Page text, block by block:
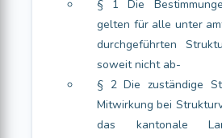
§ 1 Die
gelten für alle unter
durchgeführten
soweit nicht ab-
§ 2 Die zuständige
Mitwirkung bei
das kantonale